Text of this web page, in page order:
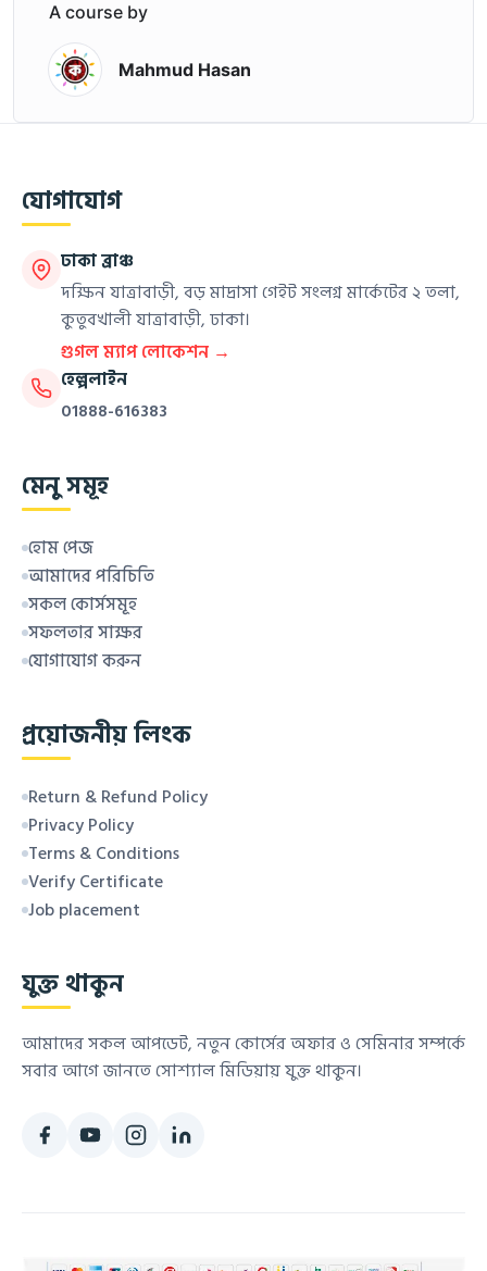
A course by
Mahmud Hasan
যোগাযোগ
ঢাকা ব্রাঞ্চ
দক্ষিন যাত্রাবাড়ী, বড় মাদ্রাসা গেইট সংলগ্ন মার্কেটের ২ তলা,
কুতুবখালী যাত্রাবাড়ী, ঢাকা।
গুগল ম্যাপ লোকেশন →
হেল্পলাইন
01888-616383
মেনু সমূহ
হোম পেজ
আমাদের পরিচিতি
সকল কোর্সসমূহ
সফলতার সাক্ষর
যোগাযোগ করুন
প্রয়োজনীয় লিংক
Return & Refund Policy
Privacy Policy
Terms & Conditions
Verify Certificate
Job placement
যুক্ত থাকুন
আমাদের সকল আপডেট, নতুন কোর্সের অফার ও সেমিনার সম্পর্কে
সবার আগে জানতে সোশ্যাল মিডিয়ায় যুক্ত থাকুন।